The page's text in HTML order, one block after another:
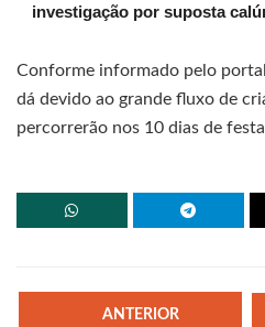
investigação por suposta
Conforme informado pelo portal
dá devido ao grande fluxo de
percorrerão nos 10 dias de
ANTERIOR